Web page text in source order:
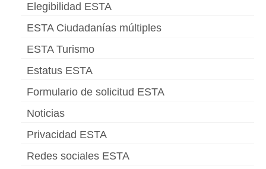
Elegibilidad ESTA
ESTA Ciudadanías múltiples
ESTA Turismo
Estatus ESTA
Formulario de solicitud ESTA
Noticias
Privacidad ESTA
Redes sociales ESTA